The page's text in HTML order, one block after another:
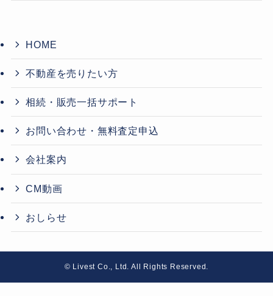
HOME
不動産を売りたい方
相続・販売一括サポート
お問い合わせ・無料査定申込
会社案内
CM動画
おしらせ
© Livest Co., Ltd. All Rights Reserved.